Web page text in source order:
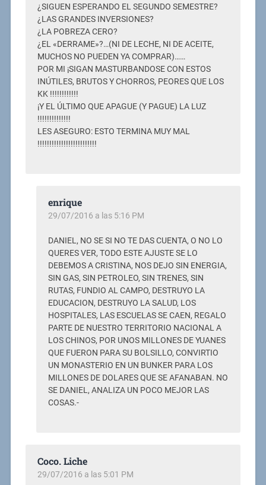
¿SIGUEN ESPERANDO EL SEGUNDO SEMESTRE?
¿LAS GRANDES INVERSIONES?
¿LA POBREZA CERO?
¿EL «DERRAME»?…(NI DE LECHE, NI DE ACEITE,
MUCHOS NO PUEDEN YA COMPRAR)……
POR MI ¡SIGAN MASTURBANDOSE CON ESTOS
INÚTILES, BRUTOS Y CHORROS, PEORES QUE LOS
KK !!!!!!!!!!!!
¡Y EL ÚLTIMO QUE APAGUE (Y PAGUE) LA LUZ
!!!!!!!!!!!!!!
LES ASEGURO: ESTO TERMINA MUY MAL
!!!!!!!!!!!!!!!!!!!!!!!!!
enrique
29/07/2016 a las 5:16 PM
DANIEL, NO SE SI NO TE DAS CUENTA, O NO LO
QUERES VER, TODO ESTE AJUSTE SE LO
DEBEMOS A CRISTINA, NOS DEJO SIN ENERGIA,
SIN GAS, SIN PETROLEO, SIN TRENES, SIN
RUTAS, FUNDIO AL CAMPO, DESTRUYO LA
EDUCACION, DESTRUYO LA SALUD, LOS
HOSPITALES, LAS ESCUELAS SE CAEN, REGALO
PARTE DE NUESTRO TERRITORIO NACIONAL A
LOS CHINOS, POR UNOS MILLONES DE YUANES
QUE FUERON PARA SU BOLSILLO, CONVIRTIO
UN MONASTERIO EN UN BUNKER PARA LOS
MILLONES DE DOLARES QUE SE AFANABAN. NO
SE DANIEL, ANALIZA UN POCO MEJOR LAS
COSAS.-
Coco. Liche
29/07/2016 a las 5:01 PM